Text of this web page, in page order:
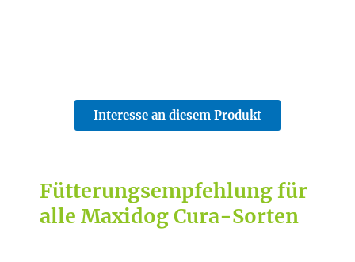
Interesse an diesem Produkt
Fütterungsempfehlung für
alle Maxidog Cura-Sorten